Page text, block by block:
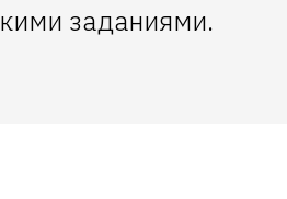
заданиями.